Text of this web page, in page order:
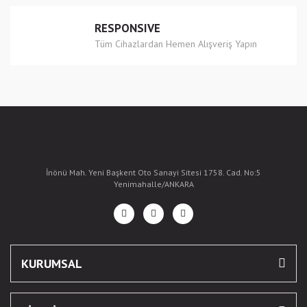
RESPONSIVE
Tüm Cihazlardan Hemen Alışveriş Yapın
İnönü Mah. Yeni Başkent Oto Sanayi Sitesi 1758. Cad. No:5
Yenimahalle/ANKARA
KURUMSAL